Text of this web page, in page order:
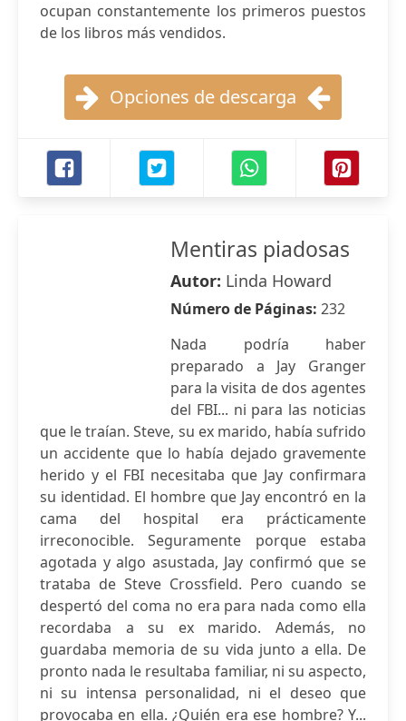
ocupan constantemente los primeros puestos
de los libros más vendidos.
Opciones de descarga
Mentiras piadosas
Autor: Linda Howard
Número de Páginas: 232
Nada podría haber
preparado a Jay Granger
para la visita de dos agentes
del FBI... ni para las noticias
que le traían. Steve, su ex marido, había sufrido
un accidente que lo había dejado gravemente
herido y el FBI necesitaba que Jay confirmara
su identidad. El hombre que Jay encontró en la
cama del hospital era prácticamente
irreconocible. Seguramente porque estaba
agotada y algo asustada, Jay confirmó que se
trataba de Steve Crossfield. Pero cuando se
despertó del coma no era para nada como ella
recordaba a su ex marido. Además, no
guardaba memoria de su vida junto a ella. De
pronto nada le resultaba familiar, ni su aspecto,
ni su intensa personalidad, ni el deseo que
provocaba en ella. ¿Quién era ese hombre? Y...